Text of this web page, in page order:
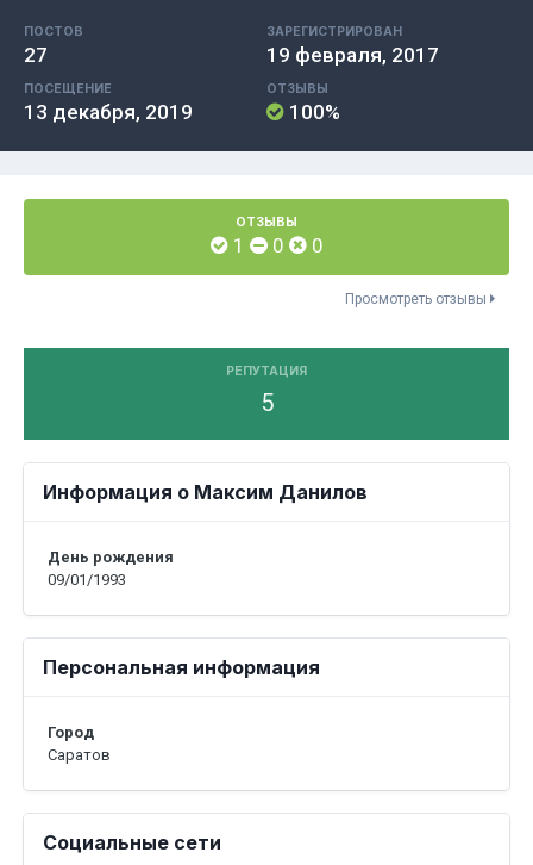
ПОСТОВ
27
ЗАРЕГИСТРИРОВАН
19 февраля, 2017
ПОСЕЩЕНИЕ
13 декабря, 2019
ОТЗЫВЫ
100%
ОТЗЫВЫ
1 0 0
Просмотреть отзывы
РЕПУТАЦИЯ
5
Информация о Максим Данилов
День рождения
09/01/1993
Персональная информация
Город
Саратов
Социальные сети